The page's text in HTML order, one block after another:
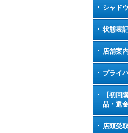
シャド
状態表
店舗案
プライ
【初回
品・返
店頭受